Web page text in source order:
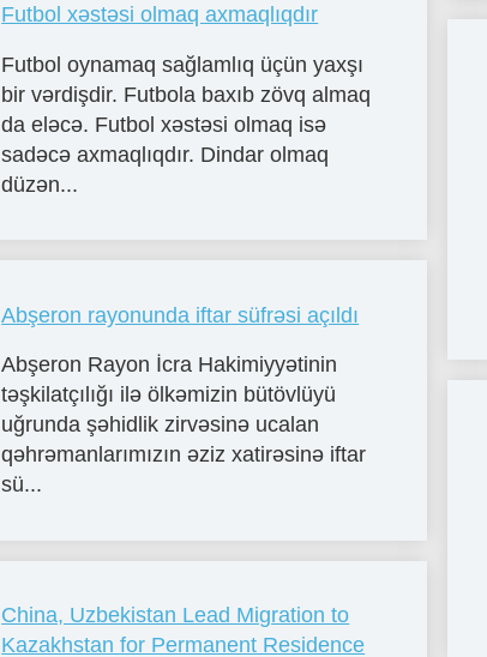
Futbol xəstəsi olmaq axmaqlıqdır
Futbol oynamaq sağlamlıq üçün yaxşı
bir vərdişdir. Futbola baxıb zövq almaq
da eləcə. Futbol xəstəsi olmaq isə
sadəcə axmaqlıqdır. Dindar olmaq
düzən...
Abşeron rayonunda iftar süfrəsi açıldı
Abşeron Rayon İcra Hakimiyyətinin
təşkilatçılığı ilə ölkəmizin bütövlüyü
uğrunda şəhidlik zirvəsinə ucalan
qəhrəmanlarımızın əziz xatirəsinə iftar
sü...
China, Uzbekistan Lead Migration to
Kazakhstan for Permanent Residence